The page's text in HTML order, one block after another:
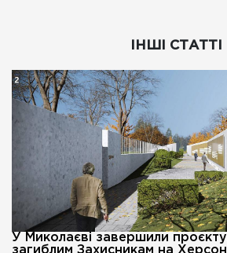
ІНШІ СТАТТІ
У Миколаєві завершили
загиблим Захисникам на